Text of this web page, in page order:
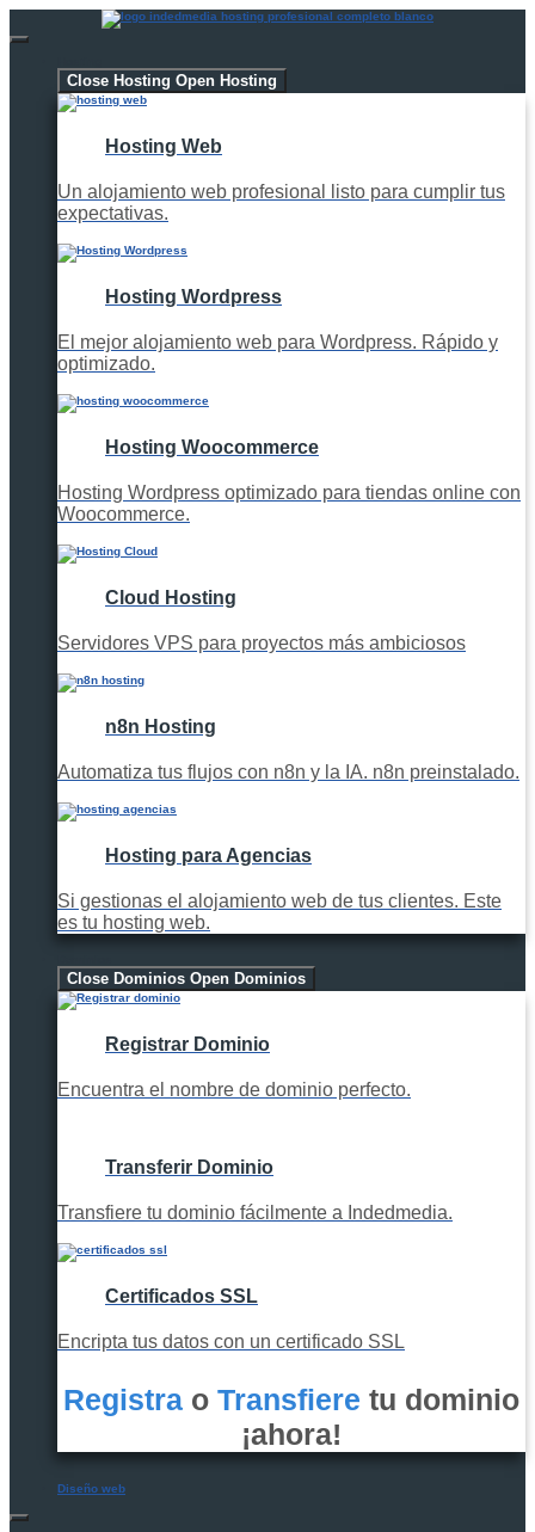
Close Hosting Open Hosting
Hosting Web
Un alojamiento web profesional listo para cumplir tus
expectativas.
Hosting Wordpress
El mejor alojamiento web para Wordpress. Rápido y
optimizado.
Hosting Woocommerce
Hosting Wordpress optimizado para tiendas online con
Woocommerce.
Cloud Hosting
Servidores VPS para proyectos más ambiciosos
n8n Hosting
Automatiza tus flujos con n8n y la IA. n8n preinstalado.
Hosting para Agencias
Si gestionas el alojamiento web de tus clientes. Este
es tu hosting web.
Close Dominios Open Dominios
Registrar Dominio
Encuentra el nombre de dominio perfecto.
Transferir Dominio
Transfiere tu dominio fácilmente a Indedmedia.
Certificados SSL
Encripta tus datos con un certificado SSL
Registra o Transfiere tu dominio
¡ahora!
Diseño web